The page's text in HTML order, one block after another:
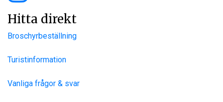
Hitta direkt
Broschyrbeställning
Turistinformation
Vanliga frågor & svar